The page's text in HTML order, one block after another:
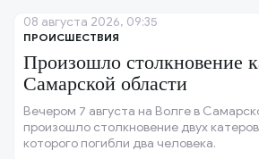
ПРОИСШЕСТВИЯ
Произошло столкновение
Самарской области
Вечером 7 августа на Волге в
произошло столкновение двух
которого погибли два человека.
08 августа 2026, 09:35